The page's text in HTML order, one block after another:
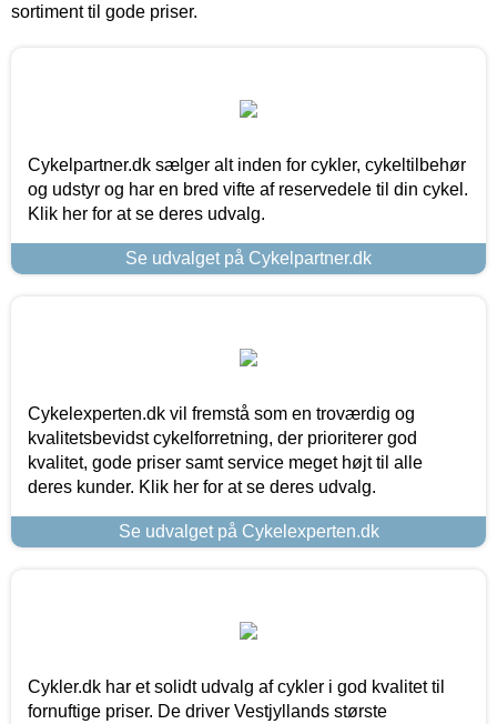
sortiment til gode priser.
Cykelpartner.dk sælger alt inden for cykler, cykeltilbehør
og udstyr og har en bred vifte af reservedele til din cykel.
Klik her for at se deres udvalg.
Se udvalget på Cykelpartner.dk
Cykelexperten.dk vil fremstå som en troværdig og
kvalitetsbevidst cykelforretning, der prioriterer god
kvalitet, gode priser samt service meget højt til alle
deres kunder. Klik her for at se deres udvalg.
Se udvalget på Cykelexperten.dk
Cykler.dk har et solidt udvalg af cykler i god kvalitet til
fornuftige priser. De driver Vestjyllands største